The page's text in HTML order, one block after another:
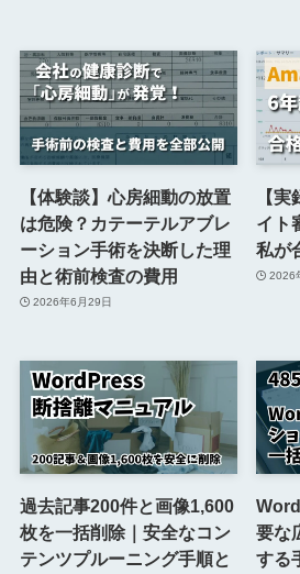
【体験談】心房細動の放置
は危険？カテーテルアブレ
ーション手術を決断した理
由と術前検査の費用
2026年6月29日
【
イト
私が
2026
過去記事200件と画像1,600
枚を一括削除｜安全なコン
テンツプルーニング手順と
要な
する